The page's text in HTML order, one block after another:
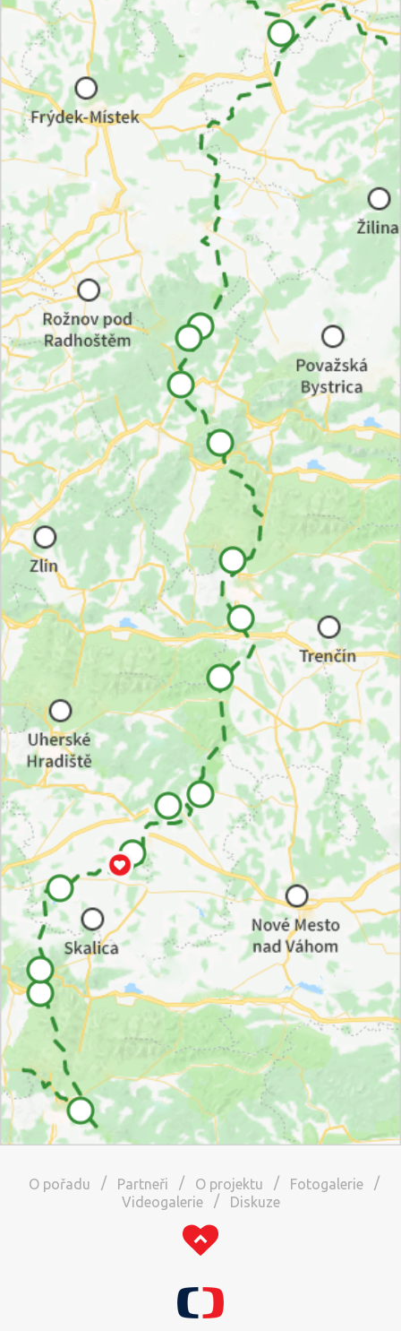
O pořadu / Partneři / O projektu / Fotogalerie
/
Videogalerie
/ Diskuze